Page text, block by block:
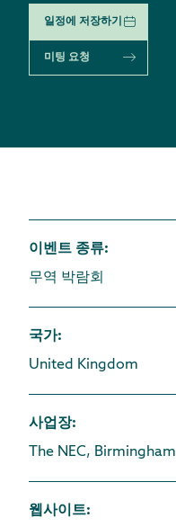
일정에 저장하기
미팅 요청
이벤트 종류:
무역 박람회
국가:
United Kingdom
사업장:
The NEC, Birmingham
웹사이트: